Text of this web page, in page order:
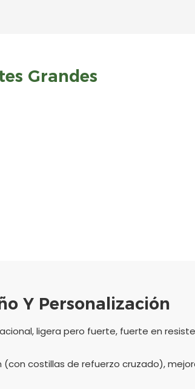
Grandes
Y Personalización
ligera pero fuerte, fuerte en
(con costillas de refuerzo cruzado),